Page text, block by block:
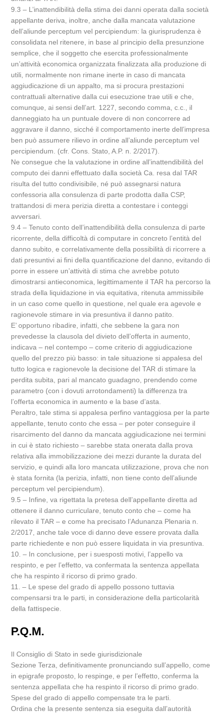
9.3 – L’inattendibilità della stima dei danni operata dalla società
appellante deriva, inoltre, anche dalla mancata valutazione
dell’aliunde perceptum vel percipiendum: la giurisprudenza è
consolidata nel ritenere, in base al principio della presunzione
semplice, che il soggetto che esercita professionalmente
un’attività economica organizzata finalizzata alla produzione di
utili, normalmente non rimane inerte in caso di mancata
aggiudicazione di un appalto, ma si procura prestazioni
contrattuali alternative dalla cui esecuzione trae utili e che,
comunque, ai sensi dell’art. 1227, secondo comma, c.c., il
danneggiato ha un puntuale dovere di non concorrere ad
aggravare il danno, sicché il comportamento inerte dell’impresa
ben può assumere rilievo in ordine all’aliunde perceptum vel
percipiendum. (cfr. Cons. Stato, A.P. n. 2/2017).
Ne consegue che la valutazione in ordine all’inattendibilità del
computo dei danni effettuato dalla società Ca. resa dal TAR
risulta del tutto condivisibile, né può assegnarsi natura
confessoria alla consulenza di parte prodotta dalla CSP,
trattandosi di mera perizia diretta a contestare i conteggi
avversari.
9.4 – Tenuto conto dell’inattendibilità della consulenza di parte
ricorrente, della difficoltà di computare in concreto l’entità del
danno subito, e correlativamente della possibilità di ricorrere a
dati presuntivi ai fini della quantificazione del danno, evitando di
porre in essere un’attività di stima che avrebbe potuto
dimostrarsi antieconomica, legittimamente il TAR ha percorso la
strada della liquidazione in via equitativa, ritenuta ammissibile
in un caso come quello in questione, nel quale era agevole e
ragionevole stimare in via presuntiva il danno patito.
E’ opportuno ribadire, infatti, che sebbene la gara non
prevedesse la clausola del divieto dell’offerta in aumento,
indicava – nel contempo – come criterio di aggiudicazione
quello del prezzo più basso: in tale situazione si appalesa del
tutto logica e ragionevole la decisione del TAR di stimare la
perdita subita, pari al mancato guadagno, prendendo come
parametro (con i dovuti arrotondamenti) la differenza tra
l’offerta economica in aumento e la base d’asta.
Peraltro, tale stima si appalesa perfino vantaggiosa per la parte
appellante, tenuto conto che essa – per poter conseguire il
risarcimento del danno da mancata aggiudicazione nei termini
in cui è stato richiesto – sarebbe stata onerata dalla prova
relativa alla immobilizzazione dei mezzi durante la durata del
servizio, e quindi alla loro mancata utilizzazione, prova che non
è stata fornita (la perizia, infatti, non tiene conto dell’aliunde
perceptum vel percipiendum).
9.5 – Infine, va rigettata la pretesa dell’appellante diretta ad
ottenere il danno curriculare, tenuto conto che – come ha
rilevato il TAR – e come ha precisato l’Adunanza Plenaria n.
2/2017, anche tale voce di danno deve essere provata dalla
parte richiedente e non può essere liquidata in via presuntiva.
10. – In conclusione, per i suesposti motivi, l’appello va
respinto, e per l’effetto, va confermata la sentenza appellata
che ha respinto il ricorso di primo grado.
11. – Le spese del grado di appello possono tuttavia
compensarsi tra le parti, in considerazione della particolarità
della fattispecie.
P.Q.M.
Il Consiglio di Stato in sede giurisdizionale
Sezione Terza, definitivamente pronunciando sull’appello, come
in epigrafe proposto, lo respinge, e per l’effetto, conferma la
sentenza appellata che ha respinto il ricorso di primo grado.
Spese del grado di appello compensate tra le parti.
Ordina che la presente sentenza sia eseguita dall’autorità